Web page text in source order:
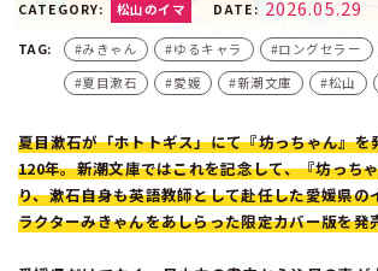
CATEGORY: 松山のイマ DATE: 2026.05.29
みきゃん ゆるキャラ ロングセラー
夏目漱石
愛媛 新潮文庫 松山
夏目漱石が「ホトトギス」にて『坊っちゃん』を
120年。新潮文庫ではこれを記念して、『坊っち
り、漱石自身も英語教師として赴任した愛媛県の
ラクターみきゃんをあしらった限定カバー版を発